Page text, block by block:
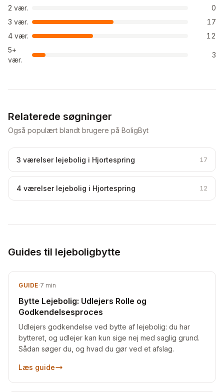
2 vær.
0
3 vær.
17
4 vær.
12
5+
vær.
3
Relaterede søgninger
Også populært blandt brugere på BoligByt
3 værelser lejebolig i Hjortespring 17
4 værelser lejebolig i Hjortespring 12
Guides til lejeboligbytte
GUIDE·7 min
Bytte Lejebolig: Udlejers Rolle og
Godkendelsesproces
Udlejers godkendelse ved bytte af lejebolig: du har
bytteret, og udlejer kan kun sige nej med saglig grund.
Sådan søger du, og hvad du gør ved et afslag.
Læs guide